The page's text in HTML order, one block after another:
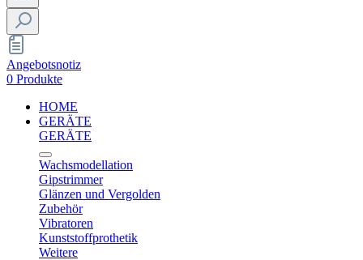
Angebotsnotiz
0 Produkte
HOME
GERÄTE
GERÄTE
Wachsmodellation
Gipstrimmer
Glänzen und Vergolden
Zubehör
Vibratoren
Kunststoffprothetik
Weitere